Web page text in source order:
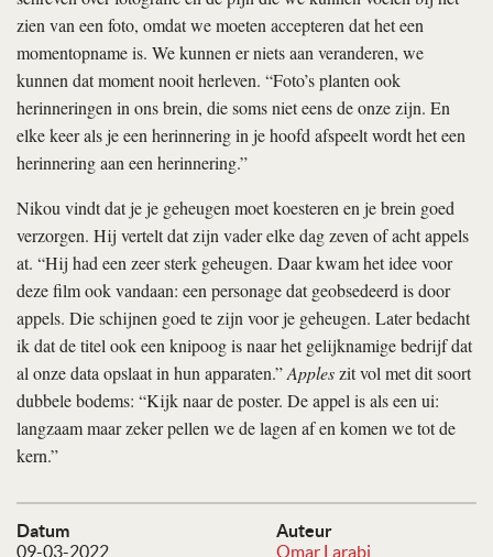
Datum
09-03-2022
Auteur
Omar Larabi
zien van een foto, omdat we moeten accepteren dat het een
momentopname is. We kunnen er niets aan veranderen, we
kunnen dat moment nooit herleven. “Foto’s planten ook
herinneringen in ons brein, die soms niet eens de onze zijn. En
elke keer als je een herinnering in je hoofd afspeelt wordt het een
herinnering aan een herinnering.”
Nikou vindt dat je je geheugen moet koesteren en je brein goed
verzorgen. Hij vertelt dat zijn vader elke dag zeven of acht appels
at. “Hij had een zeer sterk geheugen. Daar kwam het idee voor
deze film ook vandaan: een personage dat geobsedeerd is door
appels. Die schijnen goed te zijn voor je geheugen. Later bedacht
ik dat de titel ook een knipoog is naar het gelijknamige bedrijf dat
al onze data opslaat in hun apparaten.”Appleszit vol met dit soort
dubbele bodems: “Kijk naar de poster. De appel is als een ui:
langzaam maar zeker pellen we de lagen af en komen we tot de
kern.”